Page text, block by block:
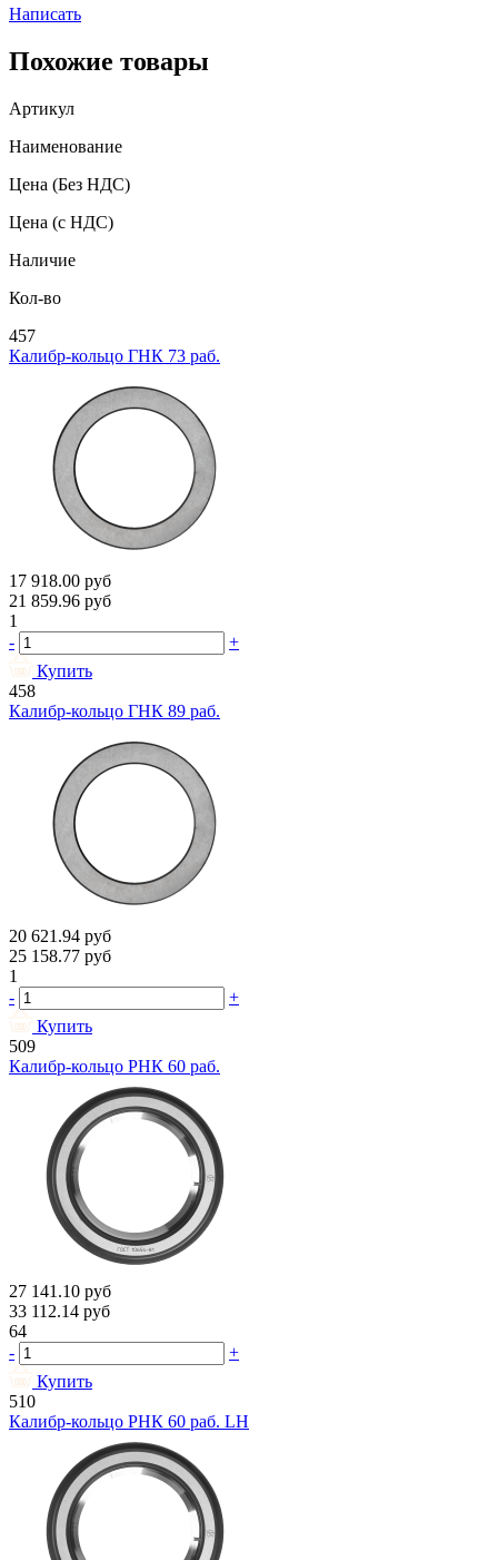
Написать
Похожие товары
Артикул
Наименование
Цена (Без НДС)
Цена (с НДС)
Наличие
Кол-во
457
Калибр-кольцо ГНК 73 раб.
17 918.00 руб
21 859.96 руб
1
-
+
Купить
458
Калибр-кольцо ГНК 89 раб.
20 621.94 руб
25 158.77 руб
1
-
+
Купить
509
Калибр-кольцо РНК 60 раб.
27 141.10 руб
33 112.14 руб
64
-
+
Купить
510
Калибр-кольцо РНК 60 раб. LH